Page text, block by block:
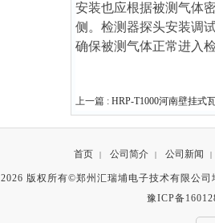
安装也应根据被测气体
侧。检测器探头安装调
确保被测气体正常进入
上一篇 : HRP-T1000河南壁挂式
首页 | 公司简介 | 公司新闻 |
2026 版权所有©郑州汇瑞埔电子技术有限公
豫ICP备